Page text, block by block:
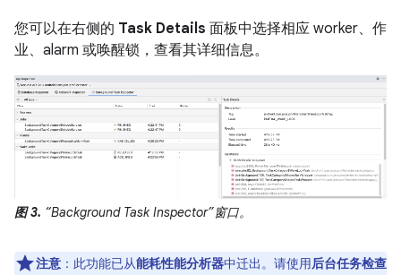
您可以在右侧的 Task Details 面板中选择相应 worker、作
业、alarm 或唤醒锁，查看其详细信息。
图 3. “Background Task Inspector”窗口。
注意 ：此功能已从能耗性能分析器中迁出。请使用后台任务检查